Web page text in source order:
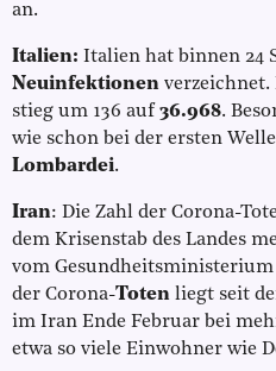
an.
Italien: Italien hat binnen 24
Neuinfektionen verzeichnet.
stieg um 136 auf 36.968.
wie schon bei der ersten
Lombardei.
Iran: Die Zahl der Corona-
dem Krisenstab des Landes
vom Gesundheitsministerium
der Corona-Toten liegt seit
im Iran Ende Februar bei
etwa so viele Einwohner wie